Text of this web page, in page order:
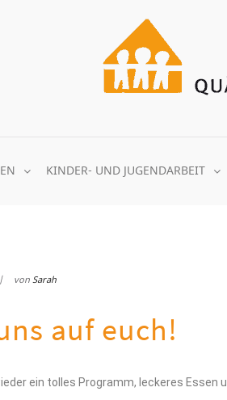
KINDER- UND JUGENDARBEIT
vonSarah
auf euch!
ein tolles Programm, leckeres Essen